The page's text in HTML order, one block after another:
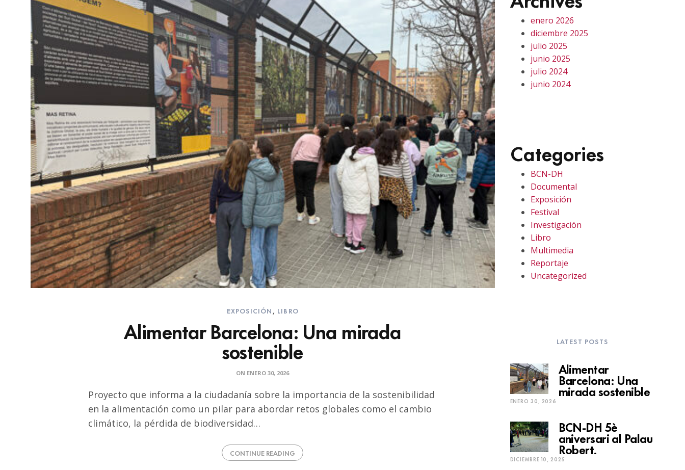
EXPOSICIÓN , LIBRO
Alimentar Barcelona: Una mirada
sostenible
ON ENERO 30, 2026
Proyecto que informa a la ciudadanía sobre la importancia de la sostenibilidad
en la alimentación como un pilar para abordar retos globales como el cambio
climático, la pérdida de biodiversidad…
CONTINUE READING
enero 2026
diciembre 2025
julio 2025
junio 2025
julio 2024
junio 2024
Categories
BCN-DH
Documental
Exposición
Festival
Investigación
Libro
Multimedia
Reportaje
Uncategorized
LATEST POSTS
Alimentar
Barcelona: Una
mirada sostenible
ENERO 30, 2026
BCN-DH 5è
aniversari al Palau
Robert.
DICIEMBRE 10, 2025